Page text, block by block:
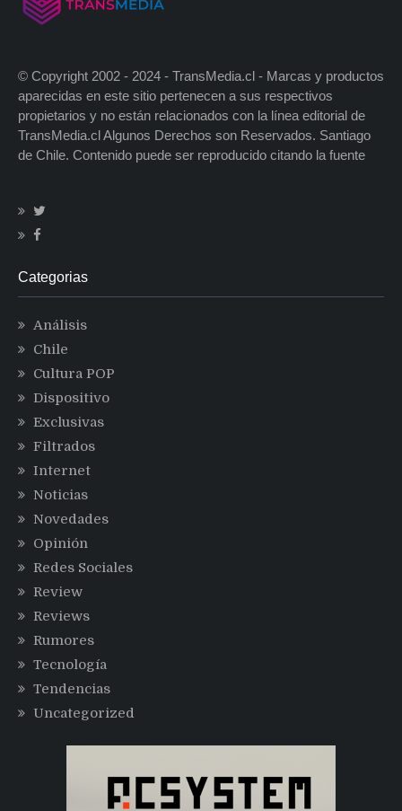
© Copyright 2002 - 2024 - TransMedia.cl - Marcas y productos
aparecidas en este sitio pertenecen a sus respectivos
propietarios y no están relacionados con la línea editorial de
TransMedia.cl Algunos Derechos son Reservados. Santiago
de Chile. Contenido puede ser reproducido citando la fuente
Categorias
Análisis
Chile
Cultura POP
Dispositivo
Exclusivas
Filtrados
Internet
Noticias
Novedades
Opinión
Redes Sociales
Review
Reviews
Rumores
Tecnología
Tendencias
Uncategorized